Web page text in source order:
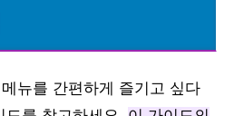
뉴를 간편하게 즐기고 싶다